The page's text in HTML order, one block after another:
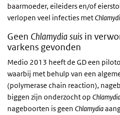
baarmoeder, eileiders en/of
verlopen veel infecties met
Geen Chlamydia suis in
varkens gevonden
Medio 2013 heeft de GD een
waarbij met behulp van een
(polymerase chain reaction),
biggen zijn onderzocht op
nageboorten is geen Chlamydia